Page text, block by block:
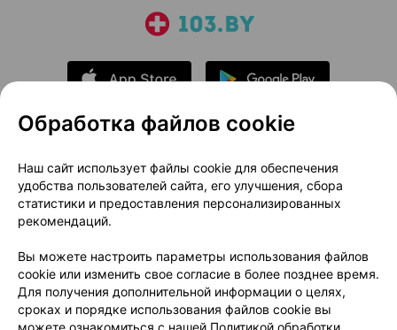
О проекте
Новости проекта
Размещение рекламы
Медицинский маркетинг
Публичный договор
Доставка
Способы оплаты
Вакансии
Партнеры
Написать руководителю 103.by
Написать в поддержку
Обработка файлов cookie
Наш сайт использует файлы cookie для обеспечения
удобства пользователей сайта, его улучшения, сбора
статистики и предоставления персонализированных
рекомендаций.
Вы можете настроить параметры использования файлов
cookie или изменить свое согласие в более позднее время.
Для получения дополнительной информации о целях,
сроках и порядке использования файлов cookie вы
можете ознакомиться с нашей Политикой обработки